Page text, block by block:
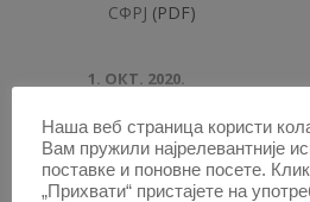
СФРЈ (PDF)
1. ОКТ. 2020.
Наша веб страница користи
Вам пружили најрелевантније
поставке и поновне посете.
„Прихвати“ пристајете на